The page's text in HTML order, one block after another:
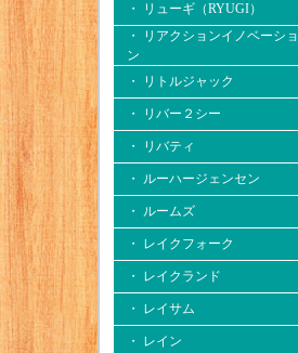
・ リューギ（RYUGI）
・ リアクションイノベーショ
ン
・ リトルジャック
・ リバー２シー
・ リバティ
・ ルーハージェンセン
・ ルームズ
・ レイクフォーク
・ レイクランド
・ レイサム
・ レイン